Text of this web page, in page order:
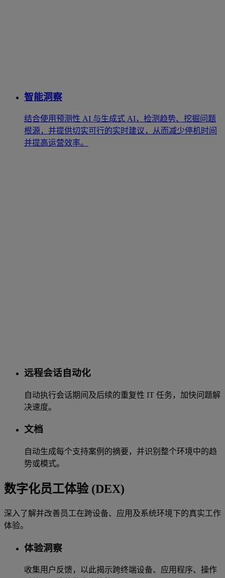
智能洞察
结合使用预测性 AI 与生成式 AI，检测趋势、挖掘问题
根源，并提供切实可行的实时建议，从而减少停机时间
并提高运营效率。
远程会话自动化
自动执行会话期间及后续的重复性 IT 任务，加快问题解
决速度。
文档
自动生成每个支持案例的摘要，并识别整个环境中的趋
势或模式。
数字化员工体验 (DEX)
深入了解并改善员工在跨设备、应用及系统环境下的真实工作
体验。
体验洞察
收集用户反馈，以此揭示跨终端设备、应用程序、操作